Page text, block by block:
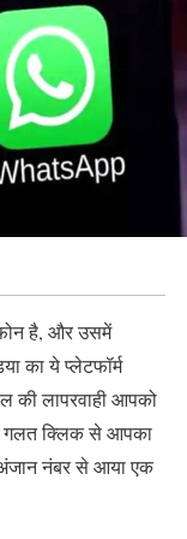
है, और उसमें
का ये प्लेटफॉर्म
की लापरवाही आपको
गलत क्लिक से आपका
नंबर से आया एक